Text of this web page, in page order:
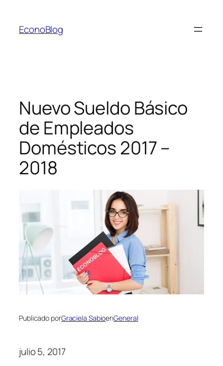
contenido
EconoBlog
Nuevo Sueldo Básico
de Empleados
Domésticos 2017 –
2018
Publicado porGraciela SabioenGeneral
julio 5, 2017